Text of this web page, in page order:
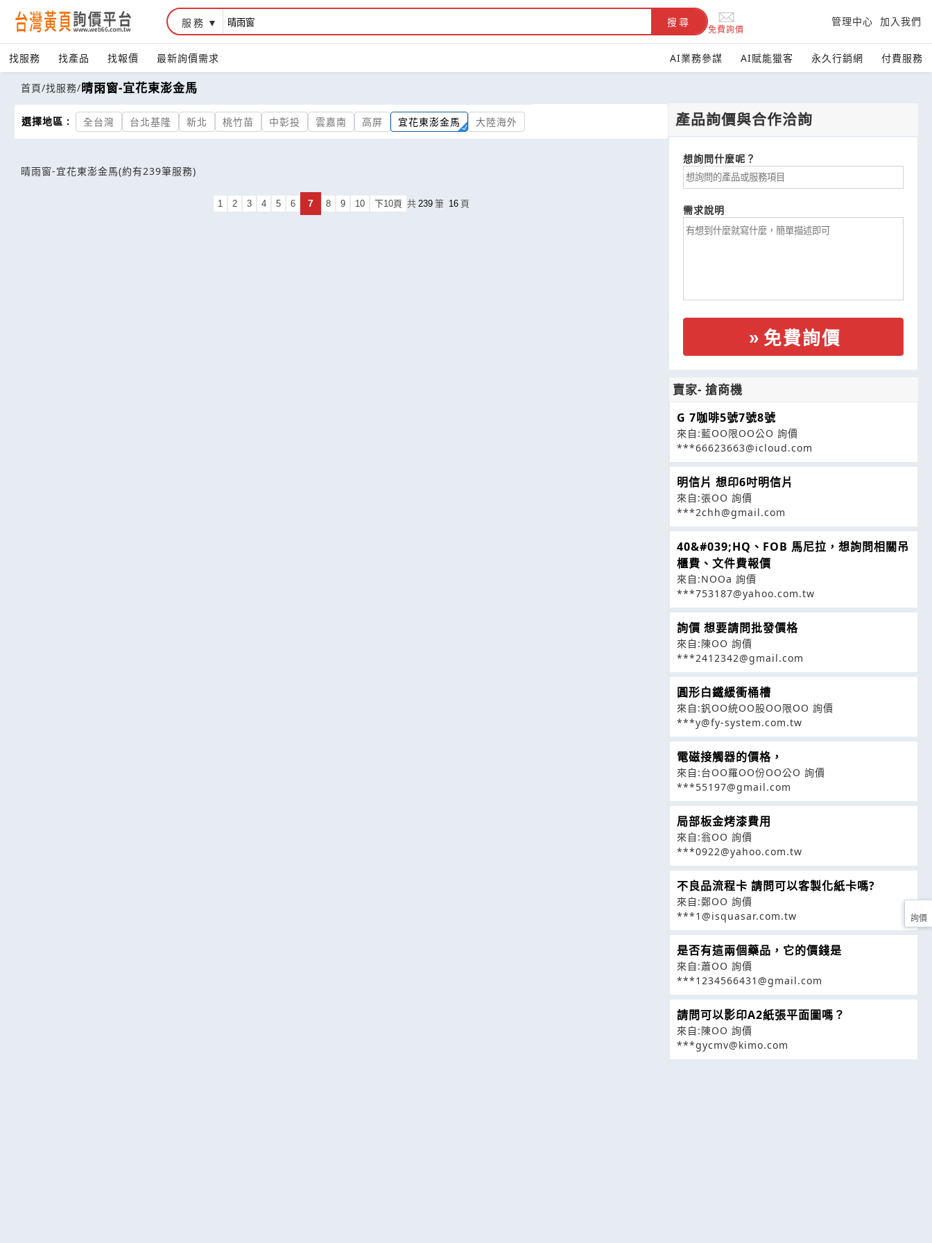
服務 搜尋
免費詢價
管理中心 加入我們
找服務 找產品 找報價 最新詢價需求 AI業務參謀 AI賦能獵客 永久行銷網 付費服務
首頁/找服務/晴雨窗-宜花東澎金馬
選擇地區 : 全台灣 台北基隆 新北 桃竹苗 中彰投 雲嘉南 高屏 宜花東澎金馬 大陸海外
晴雨窗-宜花東澎金馬(約有239筆服務)
1 2 3 4 5 6 7 8 9 10 下10頁 共 239 筆 16 頁
產品詢價與合作洽詢
想詢問什麼呢？
需求說明
免費詢價
賣家- 搶商機
G 7咖啡5號7號8號
來自:藍OO限OO公O 詢價
***66623663@icloud.com
明信片 想印6吋明信片
來自:張OO 詢價
***2chh@gmail.com
40&#039;HQ、FOB 馬尼拉，想詢問相關吊
櫃費、文件費報價
來自:NOOa 詢價
***753187@yahoo.com.tw
詢價 想要請問批發價格
來自:陳OO 詢價
***2412342@gmail.com
圓形白鐵緩衝桶槽
來自:釩OO統OO股OO限OO 詢價
***y@fy-system.com.tw
電磁接觸器的價格，
來自:台OO羅OO份OO公O 詢價
***55197@gmail.com
局部板金烤漆費用
來自:翁OO 詢價
***0922@yahoo.com.tw
不良品流程卡 請問可以客製化紙卡嗎?
來自:鄭OO 詢價
***1@isquasar.com.tw
是否有這兩個藥品，它的價錢是
來自:蕭OO 詢價
***1234566431@gmail.com
請問可以影印A2紙張平面圖嗎？
來自:陳OO 詢價
***gycmv@kimo.com
詢價